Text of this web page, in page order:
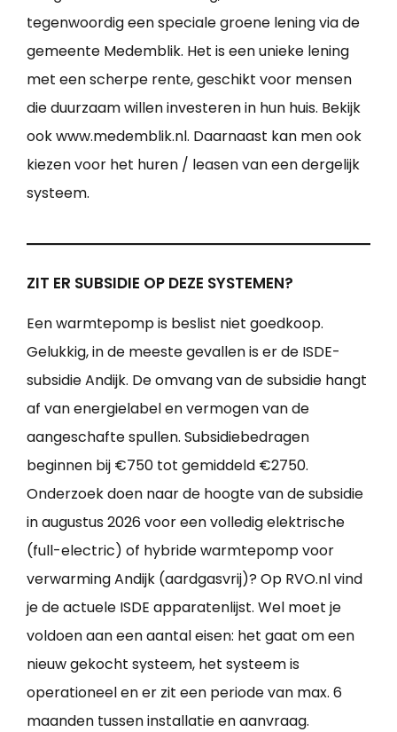
tegenwoordig een speciale groene lening via de
gemeente Medemblik. Het is een unieke lening
met een scherpe rente, geschikt voor mensen
die duurzaam willen investeren in hun huis. Bekijk
ook www.medemblik.nl. Daarnaast kan men ook
kiezen voor het huren / leasen van een dergelijk
systeem.
ZIT ER SUBSIDIE OP DEZE SYSTEMEN?
Een warmtepomp is beslist niet goedkoop.
Gelukkig, in de meeste gevallen is er de ISDE-
subsidie Andijk. De omvang van de subsidie hangt
af van energielabel en vermogen van de
aangeschafte spullen. Subsidiebedragen
beginnen bij €750 tot gemiddeld €2750.
Onderzoek doen naar de hoogte van de subsidie
in augustus 2026 voor een volledig elektrische
(full-electric) of hybride warmtepomp voor
verwarming Andijk (aardgasvrij)? Op RVO.nl vind
je de actuele ISDE apparatenlijst. Wel moet je
voldoen aan een aantal eisen: het gaat om een
nieuw gekocht systeem, het systeem is
operationeel en er zit een periode van max. 6
maanden tussen installatie en aanvraag.